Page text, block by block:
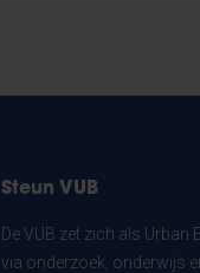
Steun VUB
De VUB zet zich als Urban
via onderzoek, onderwijs